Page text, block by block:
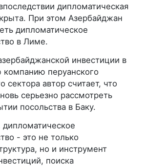
дипломатическая
При этом Азербайджан
дипломатическое
в Лиме.
инвестиции в
компанию перуанского
сектора автор считает, что
серьезно рассмотреть
посольства в Баку.
- это не только
но и инструмент
поиска